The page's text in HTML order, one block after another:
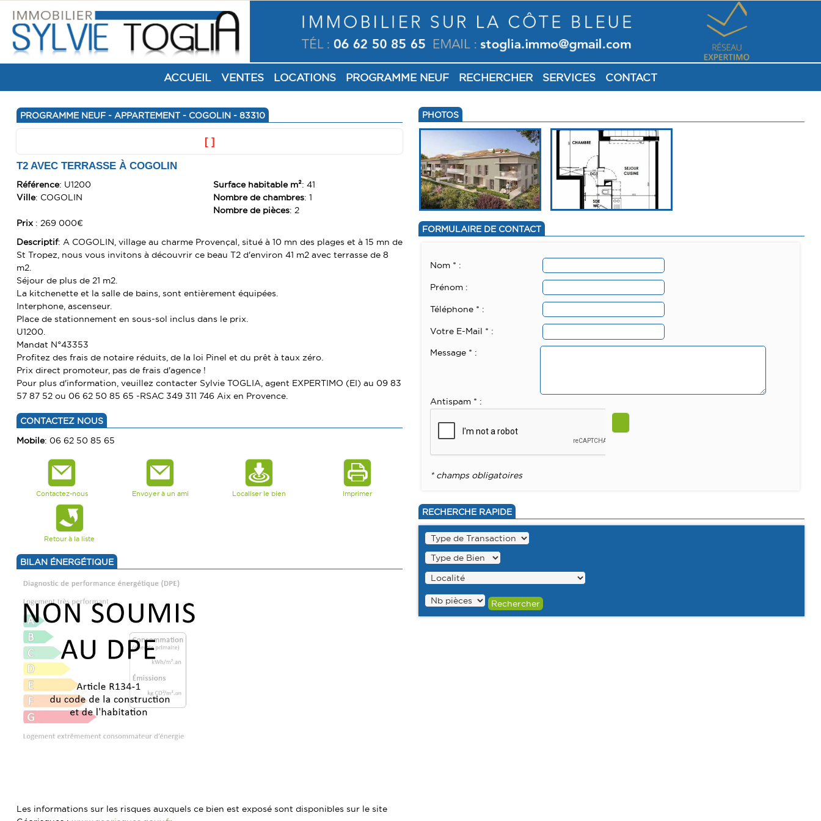
ACCUEIL VENTES LOCATIONS PROGRAMME NEUF RECHERCHER SERVICES CONTACT
PROGRAMME NEUF - APPARTEMENT - COGOLIN - 83310
[ ]
T2 AVEC TERRASSE À COGOLIN
Référence: U1200
Ville: COGOLIN
Prix : 269 000€
Surface habitable m²: 41
Nombre de chambres: 1
Nombre de pièces: 2
Descriptif: A COGOLIN, village au charme Provençal, situé à 10 mn des plages et à 15 mn de
St Tropez, nous vous invitons à découvrir ce beau T2 d'environ 41 m2 avec terrasse de 8
m2.
Séjour de plus de 21 m2.
La kitchenette et la salle de bains, sont entièrement équipées.
Interphone, ascenseur.
Place de stationnement en sous-sol inclus dans le prix.
U1200.
Mandat N°43353
Profitez des frais de notaire réduits, de la loi Pinel et du prêt à taux zéro.
Prix direct promoteur, pas de frais d'agence !
Pour plus d'information, veuillez contacter Sylvie TOGLIA, agent EXPERTIMO (EI) au 09 83
57 87 52 ou 06 62 50 85 65 -RSAC 349 311 746 Aix en Provence.
CONTACTEZ NOUS
Mobile: 06 62 50 85 65
Contactez-nous Envoyer à un ami Localiser le bien Imprimer
Retour à la liste
BILAN ÉNERGÉTIQUE
Les informations sur les risques auxquels ce bien est exposé sont disponibles sur le site
PHOTOS
FORMULAIRE DE CONTACT
Nom * :
Prénom :
Téléphone * :
Votre E-Mail * :
Message * :
Antispam * :
* champs obligatoires
RECHERCHE RAPIDE